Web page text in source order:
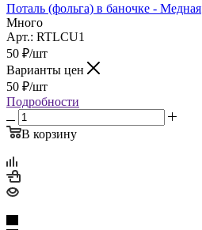
Поталь (фольга) в баночке - Медная
Много
Арт.: RTLCU1
50 ₽/шт
Варианты цен
50 ₽/шт
Подробности
В корзину